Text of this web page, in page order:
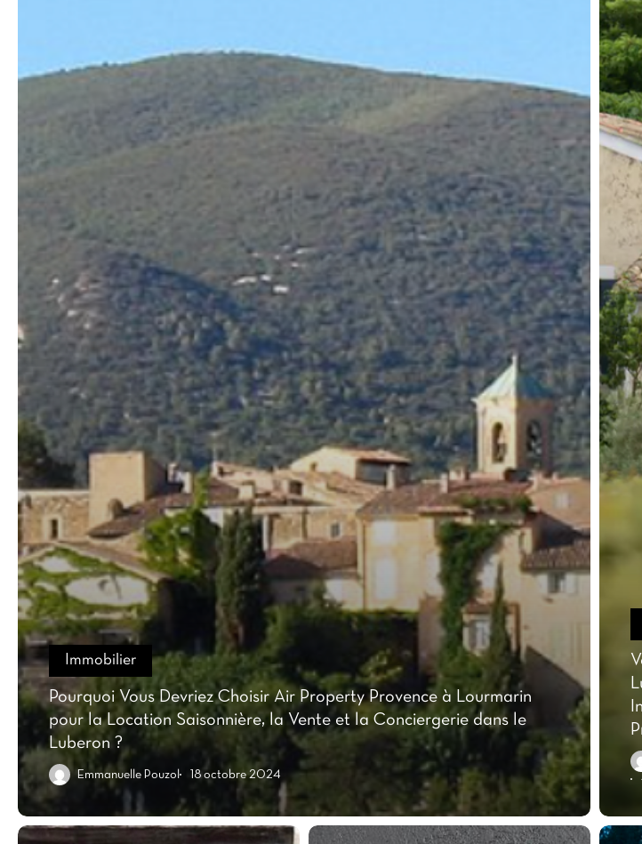
Immobilier
Pourquoi Vous Devriez Choisir Air Property Provence à Lourmarin
pour la Location Saisonnière, la Vente et la Conciergerie dans le
Luberon ?
Emmanuelle Pouzol 18 octobre 2024